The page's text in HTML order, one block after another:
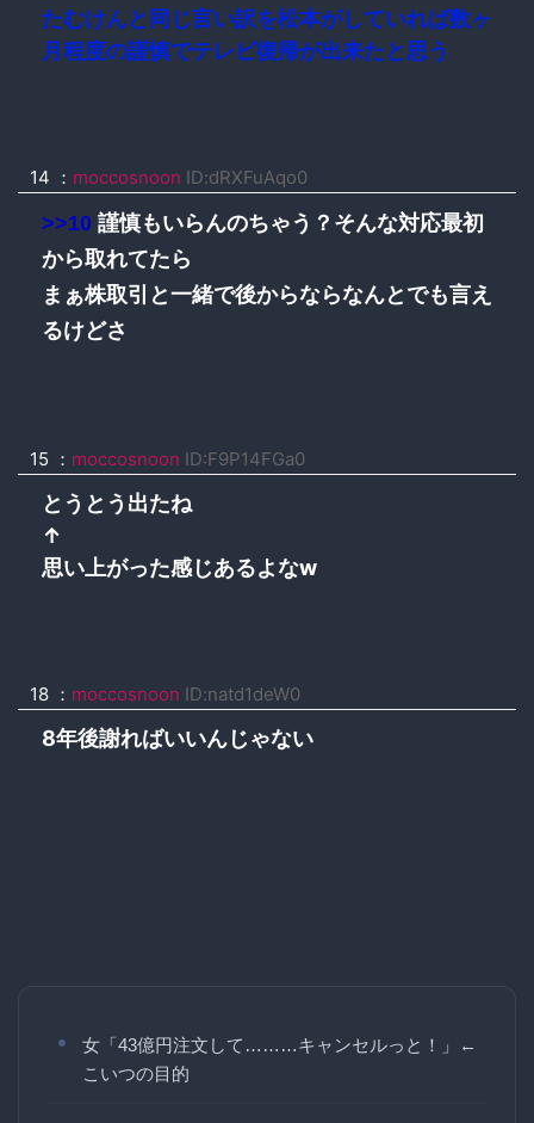
たむけんと同じ言い訳を松本がしていれば数ヶ
月程度の謹慎でテレビ復帰が出来たと思う
14 ： moccosnoon ID:dRXFuAqo0
>>10 謹慎もいらんのちゃう？そんな対応最初
から取れてたら
まぁ株取引と一緒で後からならなんとでも言え
るけどさ
15 ： moccosnoon ID:F9P14FGa0
とうとう出たね
↑
思い上がった感じあるよなw
18 ： moccosnoon ID:natd1deW0
8年後謝ればいいんじゃない
女「43億円注文して………キャンセルっと！」←
こいつの目的